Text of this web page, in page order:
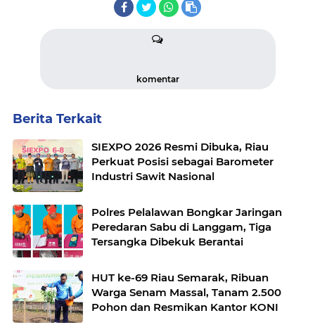
komentar
Berita Terkait
SIEXPO 2026 Resmi Dibuka, Riau
Perkuat Posisi sebagai Barometer
Industri Sawit Nasional
Polres Pelalawan Bongkar Jaringan
Peredaran Sabu di Langgam, Tiga
Tersangka Dibekuk Berantai
HUT ke-69 Riau Semarak, Ribuan
Warga Senam Massal, Tanam 2.500
Pohon dan Resmikan Kantor KONI